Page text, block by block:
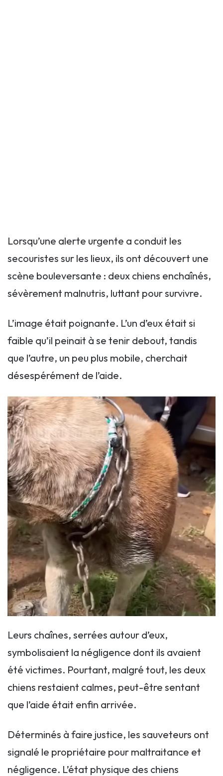
Lorsqu’une alerte urgente a conduit les
secouristes sur les lieux, ils ont découvert une
scène bouleversante : deux chiens enchaînés,
sévèrement malnutris, luttant pour survivre.
L’image était poignante. L’un d’eux était si
faible qu’il peinait à se tenir debout, tandis
que l’autre, un peu plus mobile, cherchait
désespérément de l’aide.
Leurs chaînes, serrées autour d’eux,
symbolisaient la négligence dont ils avaient
été victimes. Pourtant, malgré tout, les deux
chiens restaient calmes, peut-être sentant
que l’aide était enfin arrivée.
Déterminés à faire justice, les sauveteurs ont
signalé le propriétaire pour maltraitance et
négligence. L’état physique des chiens